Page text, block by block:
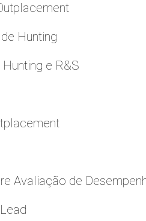
Hunting
e R&S
Avaliação de